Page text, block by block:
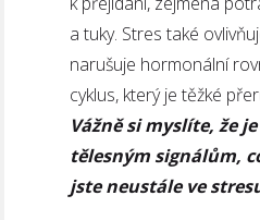
a tuky. Stres také
narušuje hormonální
cyklus, který je těžké
Vážně si myslíte, že
tělesným signálům,
jste neustále ve